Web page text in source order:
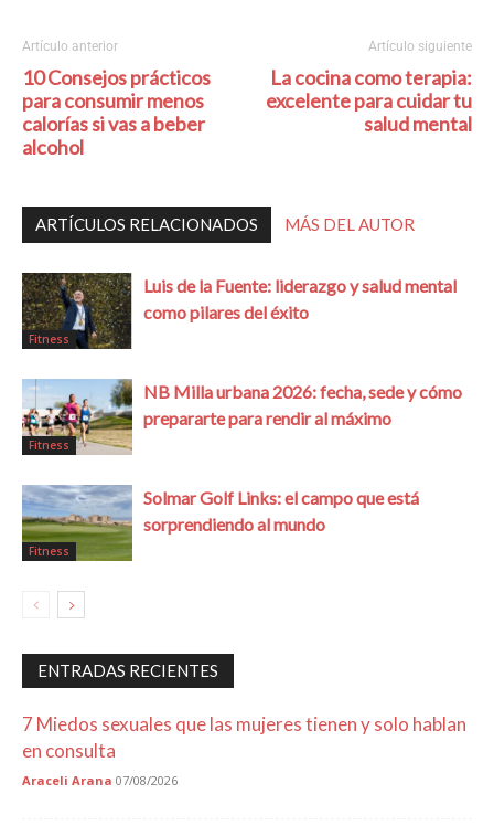
Artículo anterior
10 Consejos prácticos
para consumir menos
calorías si vas a beber
alcohol
Artículo siguiente
La cocina como terapia:
excelente para cuidar tu
salud mental
ARTÍCULOS RELACIONADOS MÁS DEL AUTOR
Fitness
Luis de la Fuente: liderazgo y salud mental
como pilares del éxito
Fitness
NB Milla urbana 2026: fecha, sede y cómo
prepararte para rendir al máximo
Fitness
Solmar Golf Links: el campo que está
sorprendiendo al mundo
ENTRADAS RECIENTES
7 Miedos sexuales que las mujeres tienen y solo hablan
en consulta
Araceli Arana 07/08/2026